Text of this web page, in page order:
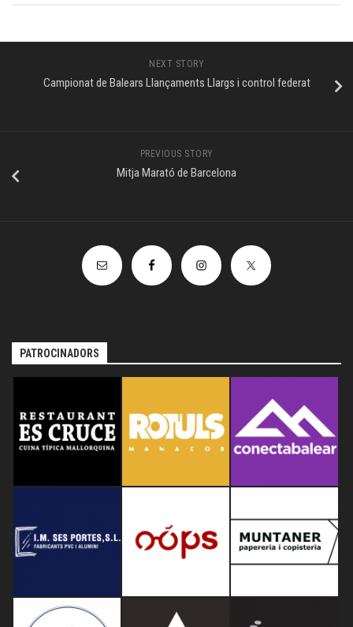
NEXT STORY
Campionat de Balears Llançaments Llargs i control federat
PREVIOUS STORY
Mitja Marató de Barcelona
PATROCINADORS